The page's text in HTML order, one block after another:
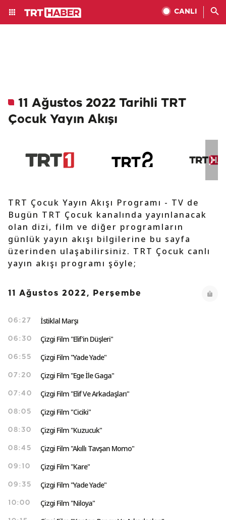
CANLI
11 Ağustos 2022 Tarihli TRT
Çocuk Yayın Akışı
TRT Çocuk Yayın Akışı Programı - TV de
Bugün TRT Çocuk kanalında yayınlanacak
olan dizi, film ve diğer programların
günlük yayın akışı bilgilerine bu sayfa
üzerinden ulaşabilirsiniz. TRT Çocuk canlı
yayın akışı programı şöyle;
11 Ağustos 2022, Perşembe
06:27 İstiklal Marşı
06:30 Çizgi Film "Elif'in Düşleri"
06:55 Çizgi Film "Yade Yade"
07:20 Çizgi Film "Ege İle Gaga"
07:40 Çizgi Film "Elif Ve Arkadaşları"
08:05 Çizgi Film "Ciciki"
08:30 Çizgi Film "Kuzucuk"
08:45 Çizgi Film "Akıllı Tavşan Momo"
09:10 Çizgi Film "Kare"
09:35 Çizgi Film "Yade Yade"
10:00 Çizgi Film "Niloya"